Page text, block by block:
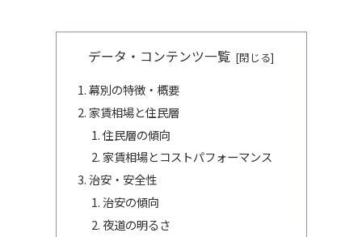
データ・コンテンツ一覧
幕別の特徴・概要
家賃相場と住民層
住民層の傾向
家賃相場とコストパフォーマンス
治安・安全性
治安の傾向
夜道の明るさ